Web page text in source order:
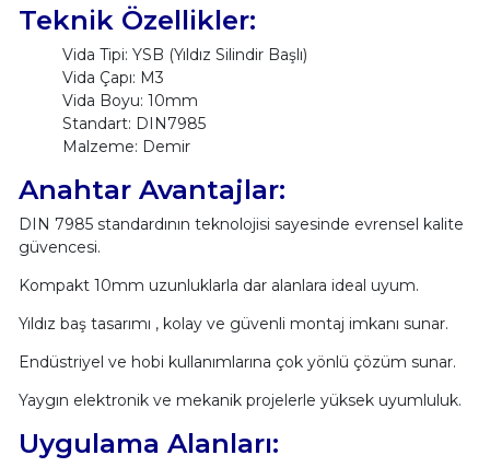
Teknik Özellikler:
Vida Tipi: YSB (Yıldız Silindir Başlı)
Vida Çapı: M3
Vida Boyu: 10mm
Standart: DIN7985
Malzeme: Demir
Anahtar Avantajlar:
DIN 7985 standardının teknolojisi sayesinde evrensel kalite
güvencesi.
Kompakt 10mm uzunluklarla dar alanlara ideal uyum.
Yıldız baş tasarımı , kolay ve güvenli montaj imkanı sunar.
Endüstriyel ve hobi kullanımlarına çok yönlü çözüm sunar.
Yaygın elektronik ve mekanik projelerle yüksek uyumluluk.
Uygulama Alanları: